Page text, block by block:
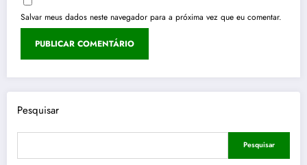
Salvar meus dados neste navegador para a próxima vez que eu comentar.
Pesquisar
Pesquisar